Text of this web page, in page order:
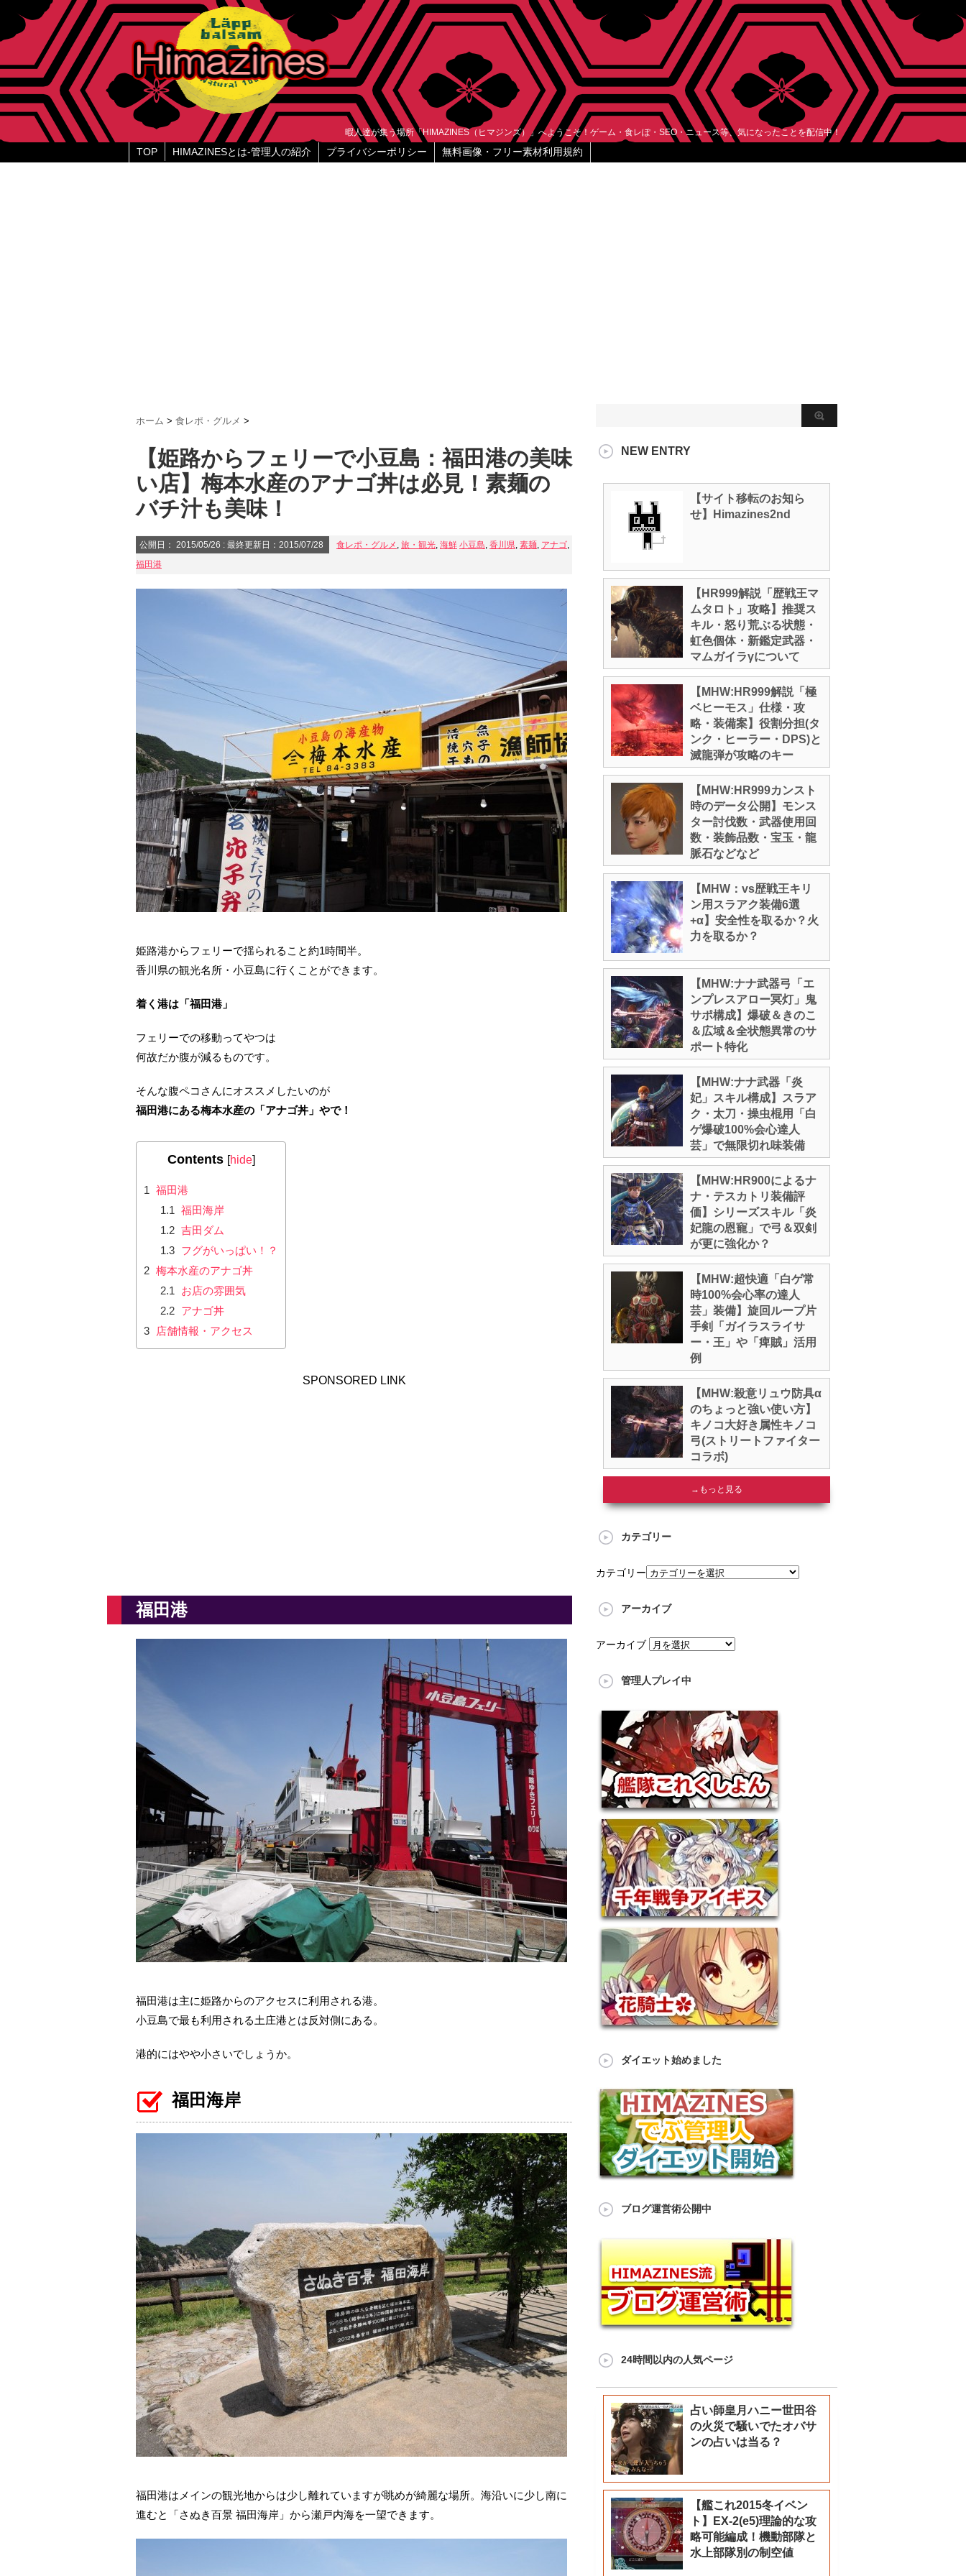
暇人達が集う場所「HIMAZINES（ヒマジンズ）」へようこそ！ゲーム・食レぽ・SEO・ニュース等、気になったことを配信中！
TOP HIMAZINESとは-管理人の紹介 プライバシーポリシー 無料画像・フリー素材利用規約
ホーム > 食レポ・グルメ >
【姫路からフェリーで小豆島：福田港の美味
い店】梅本水産のアナゴ丼は必見！素麺の
バチ汁も美味！
公開日： 2015/05/26 : 最終更新日：2015/07/28 食レポ・グルメ , 旅・観光, 海鮮 小豆島, 香川県, 素麺, アナゴ,
福田港
姫路港からフェリーで揺られること約1時間半。
香川県の観光名所・小豆島に行くことができます。
着く港は「福田港」
フェリーでの移動ってやつは
何故だか腹が減るものです。
そんな腹ペコさんにオススメしたいのが
福田港にある梅本水産の「アナゴ丼」やで！
Contents [hide]
1 福田港
1.1 福田海岸
1.2 吉田ダム
1.3
フグがいっぱい！？
2 梅本水産のアナゴ丼
2.1
お店の雰囲気
2.2
アナゴ丼
3
店舗情報・アクセス
SPONSORED LINK
福田港
福田港は主に姫路からのアクセスに利用される港。
小豆島で最も利用される土庄港とは反対側にある。
港的にはやや小さいでしょうか。
福田海岸
福田港はメインの観光地からは少し離れていますが眺めが綺麗な場所。海沿いに少し南に
進むと「さぬき百景 福田海岸」から瀬戸内海を一望できます。
NEW ENTRY
【サイト移転のお知ら
せ】Himazines2nd
【HR999解説「歴戦王マ
ムタロト」攻略】推奨ス
キル・怒り荒ぶる状態・
虹色個体・新鑑定武器・
マムガイラγについて
【MHW:HR999解説「極
ベヒーモス」仕様・攻
略・装備案】役割分担(タ
ンク・ヒーラー・DPS)と
滅龍弾が攻略のキー
【MHW:HR999カンスト
時のデータ公開】モンス
ター討伐数・武器使用回
数・装飾品数・宝玉・龍
脈石などなど
【MHW：vs歴戦王キリ
ン用スラアク装備6選
+α】安全性を取るか？火
力を取るか？
【MHW:ナナ武器弓「エ
ンプレスアロー冥灯」鬼
サポ構成】爆破＆きのこ
＆広域＆全状態異常のサ
ポート特化
【MHW:ナナ武器「炎
妃」スキル構成】スラア
ク・太刀・操虫棍用「白
ゲ爆破100%会心達人
芸」で無限切れ味装備
【MHW:HR900によるナ
ナ・テスカトリ装備評
価】シリーズスキル「炎
妃龍の恩寵」で弓＆双剣
が更に強化か？
【MHW:超快適「白ゲ常
時100%会心率の達人
芸」装備】旋回ループ片
手剣「ガイラスライサ
ー・王」や「痺賊」活用
例
【MHW:殺意リュウ防具α
のちょっと強い使い方】
キノコ大好き属性キノコ
弓(ストリートファイター
コラボ)
→もっと見る
カテゴリー
カテゴリー
アーカイブ
アーカイブ
管理人プレイ中
ダイエット始めました
ブログ運営術公開中
24時間以内の人気ページ
占い師皇月ハニー世田谷
の火災で騒いでたオバサ
ンの占いは当る？
【艦これ2015冬イベン
ト】EX-2(e5)理論的な攻
略可能編成！機動部隊と
水上部隊別の制空値